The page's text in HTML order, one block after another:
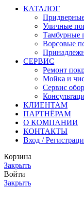
КАТАЛОГ
Уличные
Тамбурные
Ворсовые
СЕРВИС
Ремонт
Мойка и
Сервис
КЛИЕНТАМ
ПАРТНЁРАМ
О КОМПАНИИ
КОНТАКТЫ
Вход /
Корзина
Закрыть
Войти
Закрыть